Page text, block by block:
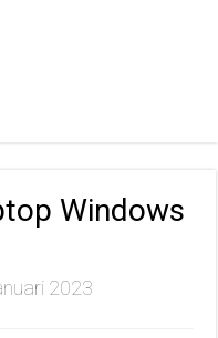
Windows
2023